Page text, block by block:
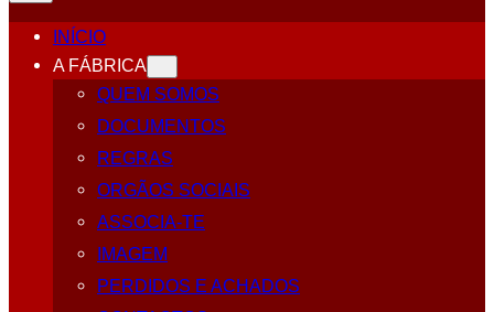
INÍCIO
A FÁBRICA
QUEM SOMOS
DOCUMENTOS
REGRAS
ORGÃOS SOCIAIS
ASSOCIA-TE
IMAGEM
PERDIDOS E ACHADOS